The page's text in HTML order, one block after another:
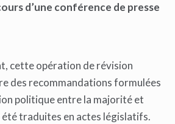
d’une conférence de presse
cette opération de révision
des recommandations formulées
politique entre la majorité et
été traduites en actes législatifs.